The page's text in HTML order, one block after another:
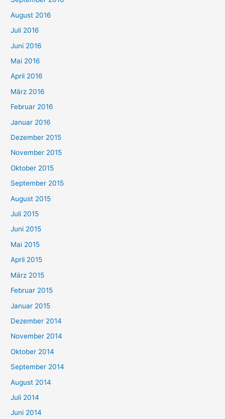
August 2016
Juli 2016
Juni 2016
Mai 2016
April 2016
März 2016
Februar 2016
Januar 2016
Dezember 2015
November 2015
Oktober 2015
September 2015
August 2015
Juli 2015
Juni 2015
Mai 2015
April 2015
März 2015
Februar 2015
Januar 2015
Dezember 2014
November 2014
Oktober 2014
September 2014
August 2014
Juli 2014
Juni 2014